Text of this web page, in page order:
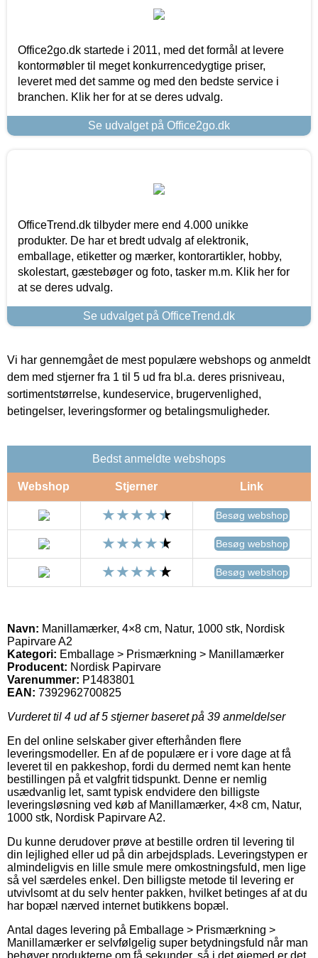
Office2go.dk startede i 2011, med det formål at levere
kontormøbler til meget konkurrencedygtige priser,
leveret med det samme og med den bedste service i
branchen. Klik her for at se deres udvalg.
Se udvalget på Office2go.dk
OfficeTrend.dk tilbyder mere end 4.000 unikke
produkter. De har et bredt udvalg af elektronik,
emballage, etiketter og mærker, kontorartikler, hobby,
skolestart, gæstebøger og foto, tasker m.m. Klik her for
at se deres udvalg.
Se udvalget på OfficeTrend.dk
Vi har gennemgået de mest populære webshops og anmeldt
dem med stjerner fra 1 til 5 ud fra bl.a. deres prisniveau,
sortimentstørrelse, kundeservice, brugervenlighed,
betingelser, leveringsformer og betalingsmuligheder.
Bedst anmeldte webshops
Webshop Stjerner Link
Besøg webshop
Besøg webshop
Besøg webshop
Navn: Manillamærker, 4×8 cm, Natur, 1000 stk, Nordisk
Papirvare A2
Kategori: Emballage > Prismærkning > Manillamærker
Producent: Nordisk Papirvare
Varenummer: P1483801
EAN: 7392962700825
Vurderet til 4 ud af 5 stjerner baseret på 39 anmeldelser
En del online selskaber giver efterhånden flere
leveringsmodeller. En af de populære er i vore dage at få
leveret til en pakkeshop, fordi du dermed nemt kan hente
bestillingen på et valgfrit tidspunkt. Denne er nemlig
usædvanlig let, samt typisk endvidere den billigste
leveringsløsning ved køb af Manillamærker, 4×8 cm, Natur,
1000 stk, Nordisk Papirvare A2.
Du kunne derudover prøve at bestille ordren til levering til
din lejlighed eller ud på din arbejdsplads. Leveringstypen er
almindeligvis en lille smule mere omkostningsfuld, men lige
så vel særdeles enkel. Den billigste metode til levering er
utvivlsomt at du selv henter pakken, hvilket betinges af at du
har bopæl nærved internet butikkens bopæl.
Antal dages levering på Emballage > Prismærkning >
Manillamærker er selvfølgelig super betydningsfuld når man
behøver produkterne om få sekunder, så i det øjemed er det